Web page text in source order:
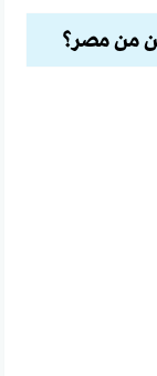
من مصر؟